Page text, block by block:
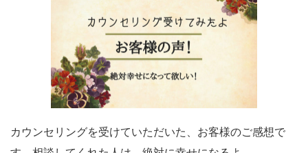
カウンセリングを受けていただいた、お客様のご感想で